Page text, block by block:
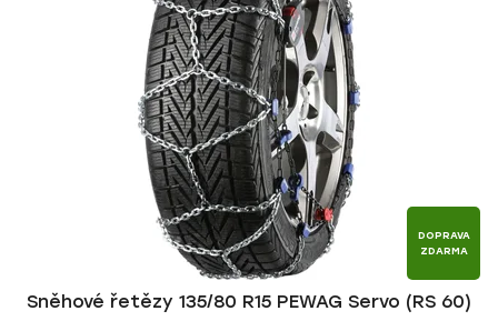
DOPRAVA
ZDARMA
Sněhové řetězy 135/80 R15 PEWAG Servo (RS 60)